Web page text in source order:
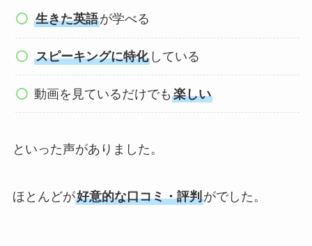
生きた英語が学べる
スピーキングに特化 している
動画を見ているだけでも楽しい
といった声がありました。
ほとんどが好意的な口コミ・評判がでした。